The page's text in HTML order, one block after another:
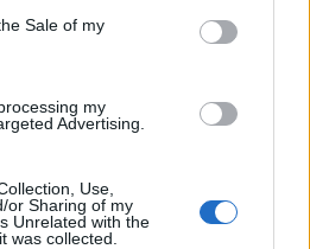
Sale of my
my
Advertising.
Use,
or Sharing of my
Unrelated with the
was collected.
– koronavirus
takana